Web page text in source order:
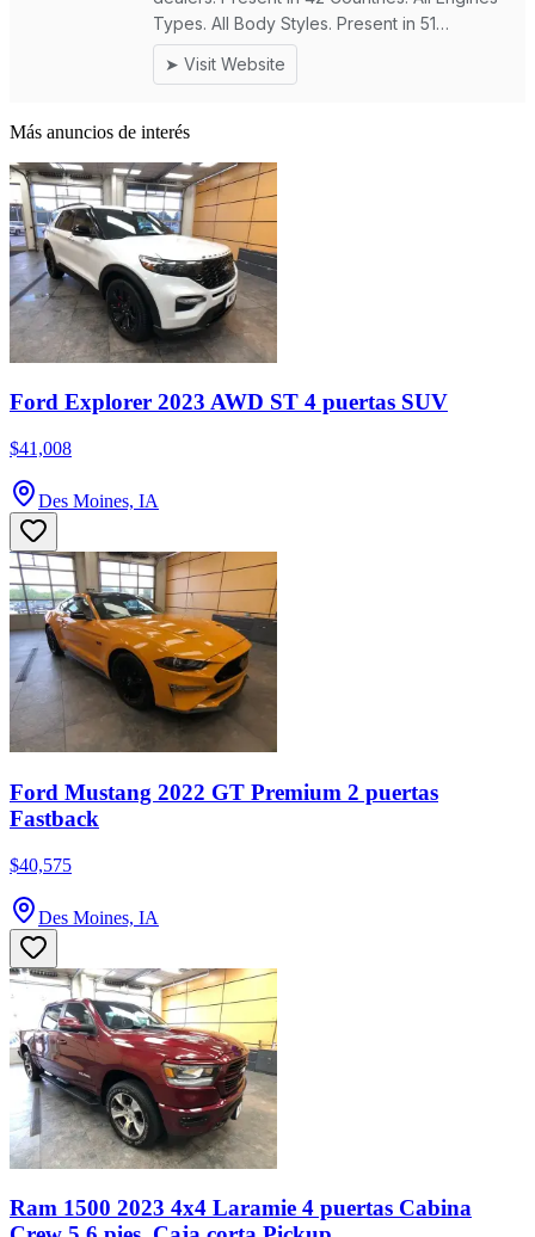
Más anuncios de interés
Ford Explorer 2023 AWD ST 4 puertas SUV
$41,008
Des Moines, IA
Ford Mustang 2022 GT Premium 2 puertas
Fastback
$40,575
Des Moines, IA
Ram 1500 2023 4x4 Laramie 4 puertas Cabina